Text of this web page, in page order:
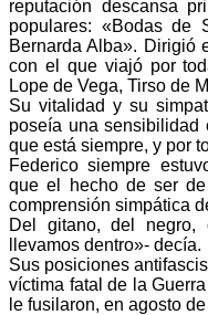
reputación descansa
populares: «Bodas de
Bernarda Alba». Dirigió
con el que viajó por
Lope de Vega, Tirso de
Su vitalidad y su
poseía una sensibilidad
que está siempre, y por
Federico siempre
que el hecho de ser
comprensión simpática
Del gitano, del
llevamos dentro»- decía.
Sus posiciones
víctima fatal de la
le fusilaron, en agosto